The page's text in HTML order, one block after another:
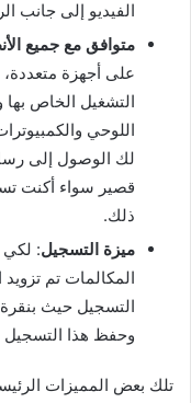
الفيديو إلى جانب
متوافق مع جميع
على أجهزة متعددة،
التشغيل الخاص بها
اللوحي
لك الوصول إلى
قصير سواء أكنت
ذلك.
ميزة التسجيل: لكي
المكالمات تم
التسجيل حيث بنقرة
وحفظ هذا
تلك بعض المميزات